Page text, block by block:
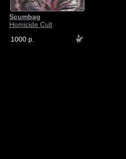
Scumbag
Homicide Cult
1000 р.